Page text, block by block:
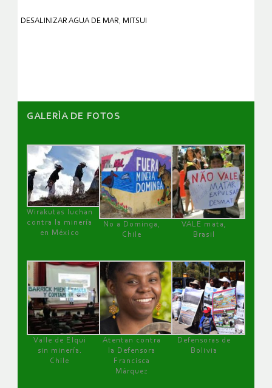
DESALINIZAR AGUA DE MAR, MITSUI
GALERÌA DE FOTOS
Wirakutas luchan
contra la minería
en México
No a Dominga,
Chile
VALE mata,
Brasil
Valle de Elqui
sin minería.
Chile
Atentan contra
la Defensora
Francisca
Márquez
Defensoras de
Bolivia